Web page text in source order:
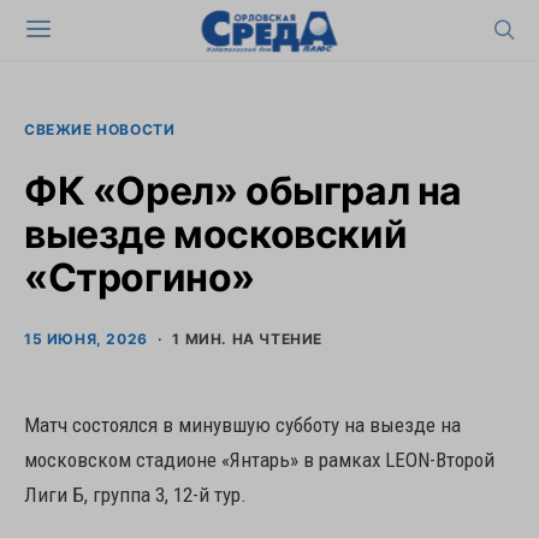
СВЕЖИЕ НОВОСТИ
ФК «Орел» обыграл на
выезде московский
«Строгино»
15 ИЮНЯ, 2026 1 МИН. НА ЧТЕНИЕ
Матч состоялся в минувшую субботу на выезде на
московском стадионе «Янтарь» в рамках LEON-Второй
Лиги Б, группа 3, 12-й тур.